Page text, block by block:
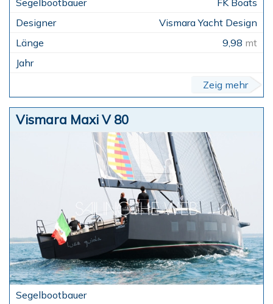
FK Boats
Vismara Yacht Design
9,98 mt
Zeig mehr
Vismara Maxi V 80